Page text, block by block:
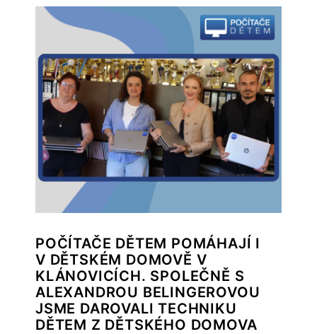
POČÍTAČE DĚTEM POMÁHAJÍ I
V DĚTSKÉM DOMOVĚ V
KLÁNOVICÍCH. SPOLEČNĚ S
ALEXANDROU BELINGEROVOU
JSME DAROVALI TECHNIKU
DĚTEM Z DĚTSKÉHO DOMOVA